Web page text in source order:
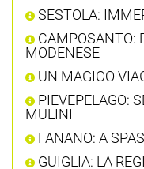
SESTOLA:
CAMPOSANTO:
MODENESE
UN MAGICO
PIEVEPELAGO:
MULINI
FANANO: A
GUIGLIA: LA